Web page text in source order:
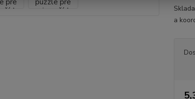
a